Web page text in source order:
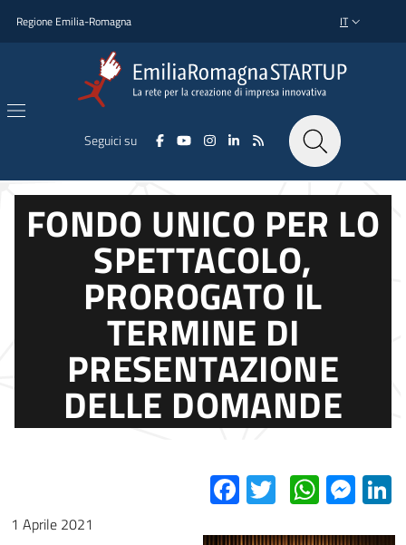
Regione Emilia-Romagna SELETTORE
IT
Seguici su
FONDO UNICO PER LO
SPETTACOLO,
PROROGATO IL
TERMINE DI
PRESENTAZIONE
DELLE DOMANDE
Facebook
Twitter
1 Aprile 2021